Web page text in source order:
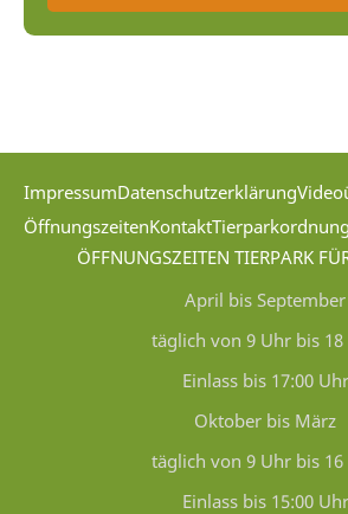
ImpressumDatenschutzerklärung
ÖffnungszeitenKontaktTierparkordnung
ÖFFNUNGSZEITEN TIERPARK
April bis September
täglich von 9 Uhr bis
Einlass bis 17:00 Uhr
Oktober bis März
täglich von 9 Uhr bis
Einlass bis 15:00 Uhr